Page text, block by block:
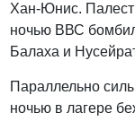
Хан-Юнис.
ночью ВВС
Балаха и
Параллельно
ночью в лагере